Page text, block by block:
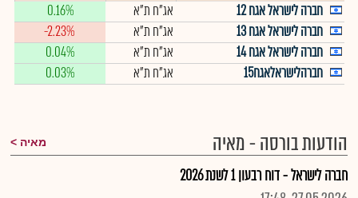
חברה לישראל אגח 12
אג"ח ת"א
0.16%
חברה לישראל אגח 13
אג"ח ת"א
-2.23%
חברה לישראל אגח 14
אג"ח ת"א
0.04%
חברהלישראלאגח15
אג"ח ת"א 0.03%
הודעות בורסה - מאיה מאיה
חברה לישראל - דוח רבעון 1 לשנת 2026